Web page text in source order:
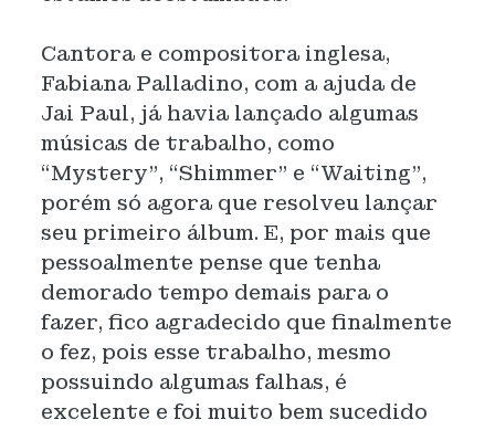
Cantora e compositora inglesa,
Fabiana Palladino, com a ajuda de
Jai Paul, já havia lançado algumas
músicas de trabalho, como
“Mystery”, “Shimmer” e “Waiting”,
porém só agora que resolveu lançar
seu primeiro álbum. E, por mais que
pessoalmente pense que tenha
demorado tempo demais para o
fazer, fico agradecido que finalmente
o fez, pois esse trabalho, mesmo
possuindo algumas falhas, é
excelente e foi muito bem sucedido